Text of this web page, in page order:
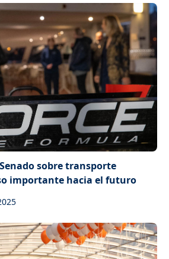
sobre transporte
importante hacia el futuro